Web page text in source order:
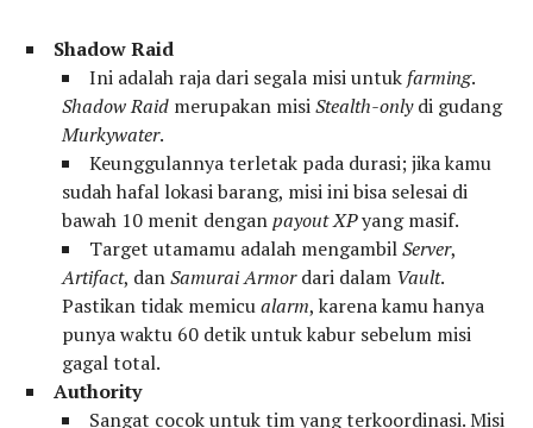
Shadow Raid
Ini adalah raja dari segala misi untuk farming.
Shadow Raid merupakan misiStealth-onlydi gudang
Murkywater.
Keunggulannya terletak pada durasi; jika kamu
sudah hafal lokasi barang, misi ini bisa selesai di
bawah 10 menit denganpayoutXPyang masif.
Target utamamu adalah mengambilServer,
Artifact, danSamurai Armordari dalam Vault.
Pastikan tidak memicualarm, karena kamu hanya
punya waktu 60 detik untuk kabur sebelum misi
gagal total.
Authority
Sangat cocok untuk tim yang terkoordinasi. Misi